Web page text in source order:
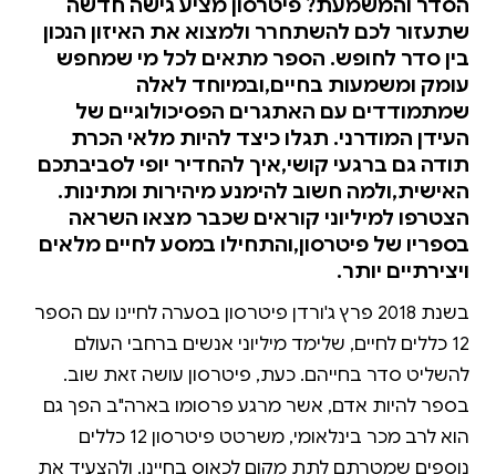
הסדר והמשמעת? פיטרסון מציע גישה חדשה
שתעזור לכם להשתחרר ולמצוא את האיזון הנכון
בין סדר לחופש. הספר מתאים לכל מי שמחפש
עומק ומשמעות בחיים,ובמיוחד לאלה
שמתמודדים עם האתגרים הפסיכולוגיים של
העידן המודרני. תגלו כיצד להיות מלאי הכרת
תודה גם ברגעי קושי,איך להחדיר יופי לסביבתכם
האישית,ולמה חשוב להימנע מיהירות ומתינות.
הצטרפו למיליוני קוראים שכבר מצאו השראה
בספריו של פיטרסון,והתחילו במסע לחיים מלאים
ויצירתיים יותר.
בשנת 2018 פרץ ג'ורדן פיטרסון בסערה לחיינו עם הספר
12 כללים לחיים, שלימד מיליוני אנשים ברחבי העולם
להשליט סדר בחייהם. כעת, פיטרסון עושה זאת שוב.
בספר להיות אדם, אשר מרגע פרסומו בארה"ב הפך גם
הוא לרב מכר בינלאומי, משרטט פיטרסון 12 כללים
נוספים שמטרתם לתת מקום לכאוס בחיינו, ולהצעיד את